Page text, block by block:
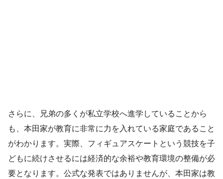
さらに、兄弟の多くが私立学校へ進学していることから
も、本田家が教育に非常に力を入れている家庭であること
がわかります。実際、フィギュアスケートという競技を子
どもに続けさせるには経済的な余裕や教育環境の整備が必
要となります。公式な発表ではありませんが、本田家は教